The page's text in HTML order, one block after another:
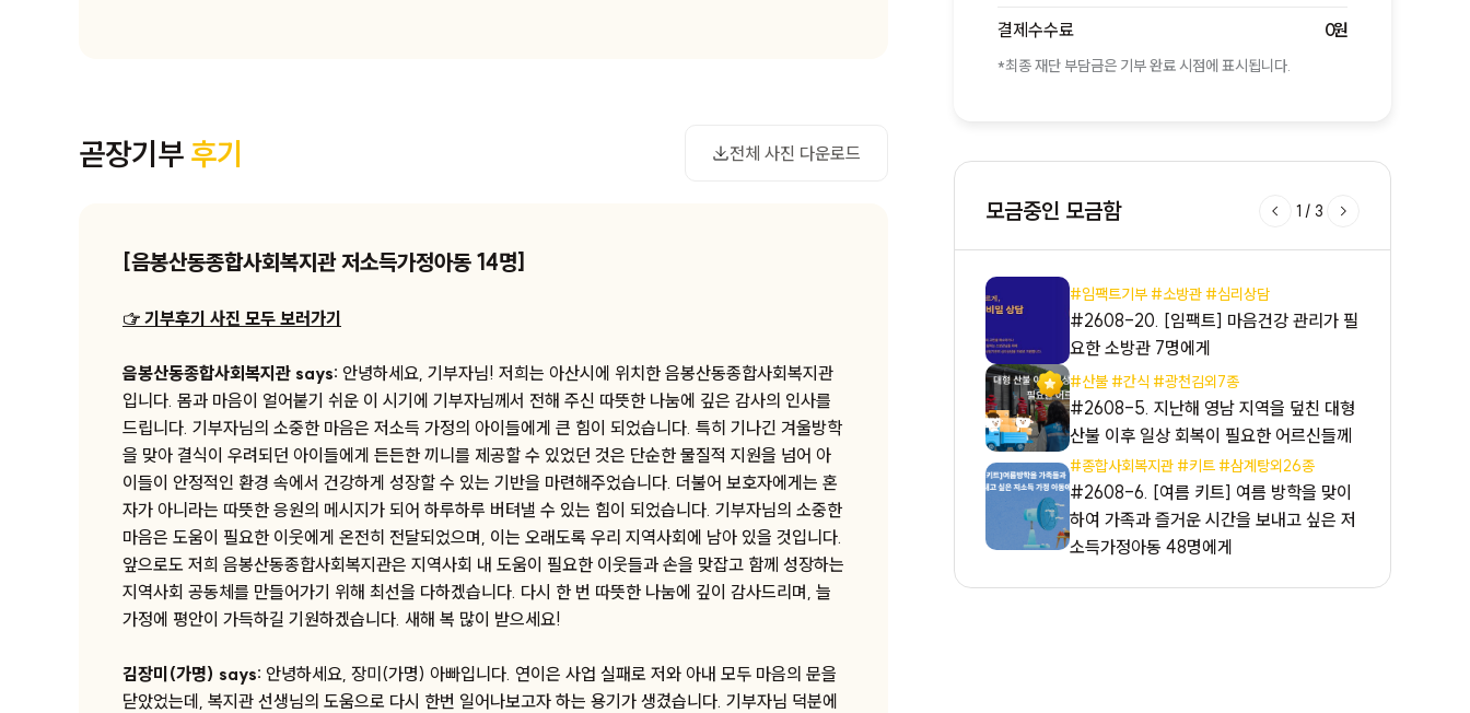
곧장기부 후기 전체 사진 다운로드
사진 다운로드
[음봉산동종합사회복지관 저소득가정아동 14명]
☞ 기부후기 사진 모두 보러가기
음봉산동종합사회복지관 says: 안녕하세요, 기부자님! 저희는 아산시에 위치한 음봉산동종합사회복지관
입니다. 몸과 마음이 얼어붙기 쉬운 이 시기에 기부자님께서 전해 주신 따뜻한 나눔에 깊은 감사의 인사를
드립니다. 기부자님의 소중한 마음은 저소득 가정의 아이들에게 큰 힘이 되었습니다. 특히 기나긴 겨울방학
을 맞아 결식이 우려되던 아이들에게 든든한 끼니를 제공할 수 있었던 것은 단순한 물질적 지원을 넘어 아
이들이 안정적인 환경 속에서 건강하게 성장할 수 있는 기반을 마련해주었습니다. 더불어 보호자에게는 혼
자가 아니라는 따뜻한 응원의 메시지가 되어 하루하루 버텨낼 수 있는 힘이 되었습니다. 기부자님의 소중한
마음은 도움이 필요한 이웃에게 온전히 전달되었으며, 이는 오래도록 우리 지역사회에 남아 있을 것입니다.
앞으로도 저희 음봉산동종합사회복지관은 지역사회 내 도움이 필요한 이웃들과 손을 맞잡고 함께 성장하는
지역사회 공동체를 만들어가기 위해 최선을 다하겠습니다. 다시 한 번 따뜻한 나눔에 깊이 감사드리며, 늘
가정에 평안이 가득하길 기원하겠습니다. 새해 복 많이 받으세요!
김장미(가명) says: 안녕하세요, 장미(가명) 아빠입니다. 연이은 사업 실패로 저와 아내 모두 마음의 문을
닫았었는데, 복지관 선생님의 도움으로 다시 한번 일어나보고자 하는 용기가 생겼습니다. 기부자님 덕분에
결제수수료 0원
*최종 재단 부담금은 기부 완료 시점에 표시됩니다.
모금중인 모금함 1 / 3
#지역아동센터 #놀이 #스플랜더외7종
#2608-17. 경기도 용인시 백암지역아동
센터 아이들 31명에게
#보육원 #생활 #반바지외7종
#2608-18. 요리사라는 꿈을 갖게 되어
자립을 위해 노력하고 있는 자립준비청년
민엽(가명)에게
#임팩트기부 #소방관 #심리상담
#2608-20. [임팩트] 마음건강 관리가 필
요한 소방관 7명에게
#산불 #간식 #광천김외7종
#2608-5. 지난해 영남 지역을 덮친 대형
산불 이후 일상 회복이 필요한 어르신들께
#종합사회복지관 #키트 #삼계탕외26종
#2608-6. [여름 키트] 여름 방학을 맞이
하여 가족과 즐거운 시간을 보내고 싶은 저
소득가정아동 48명에게